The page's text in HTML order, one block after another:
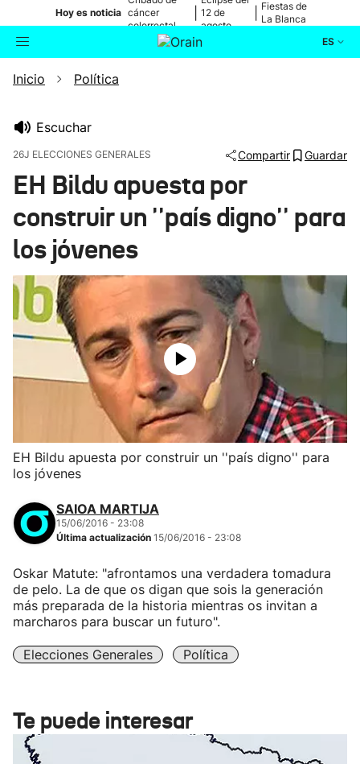
Hoy es noticia cáncer
colorrectal
12 de
agosto
Fiestas de
La Blanca
ES
Buscador
Ikusmiran
Inicio Política
Escuchar
26J ELECCIONES GENERALES Compartir Guardar
EH Bildu apuesta por
construir un ''país digno'' para
los jóvenes
EH Bildu apuesta por construir un ''país digno'' para
los jóvenes
SAIOA MARTIJA
15/06/2016 - 23:08
Última actualización 15/06/2016 - 23:08
Oskar Matute: "afrontamos una verdadera tomadura
de pelo. La de que os digan que sois la generación
más preparada de la historia mientras os invitan a
marcharos para buscar un futuro".
Elecciones Generales Política
Te puede interesar